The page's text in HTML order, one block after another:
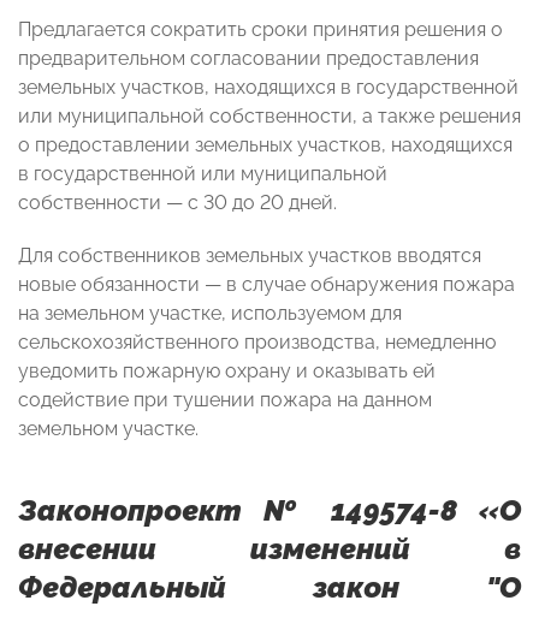
Предлагается сократить сроки принятия решения о
предварительном согласовании предоставления
земельных участков, находящихся в государственной
или муниципальной собственности, а также решения
о предоставлении земельных участков, находящихся
в государственной или муниципальной
собственности — с 30 до 20 дней.
Для собственников земельных участков вводятся
новые обязанности — в случае обнаружения пожара
на земельном участке, используемом для
сельскохозяйственного производства, немедленно
уведомить пожарную охрану и оказывать ей
содействие при тушении пожара на данном
земельном участке.
Законопроект № 149574-8 «О
внесении изменений в
Федеральный закон "О